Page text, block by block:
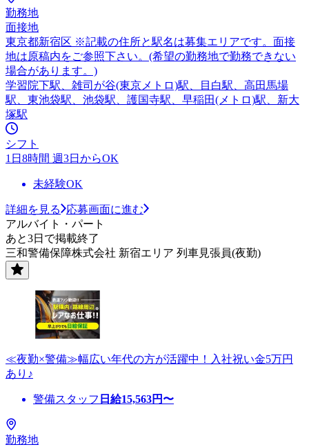
勤務地
面接地
東京都新宿区 ※記載の住所と駅名は募集エリアです。面接
地は原稿内をご参照下さい。(希望の勤務地で勤務できない
場合があります。)
学習院下駅、雑司が谷(東京メトロ)駅、目白駅、高田馬場
駅、東池袋駅、池袋駅、護国寺駅、早稲田(メトロ)駅、新大
塚駅
シフト
1日8時間 週3日からOK
未経験OK
詳細を見る
応募画面に進む
アルバイト・パート
あと3日で掲載終了
三和警備保障株式会社 新宿エリア 列車見張員(夜勤)
≪夜勤×警備≫幅広い年代の方が活躍中！入社祝い金5万円
あり♪
警備スタッフ 日給15,563円〜
勤務地